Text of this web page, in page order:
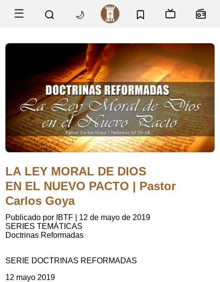
☰ 🌙
LA LEY MORAL DE DIOS
EN EL NUEVO PACTO | Pastor
Carlos Goya
Publicado por IBTF
12 de mayo de 2019
SERIES TEMÁTICAS
Doctrinas Reformadas
SERIE DOCTRINAS REFORMADAS
12 mayo 2019